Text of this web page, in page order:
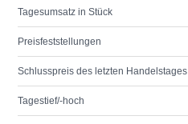
Tagesumsatz in Stück
Preisfeststellungen
Schlusspreis des letzten Handelstages
Tagestief/-hoch